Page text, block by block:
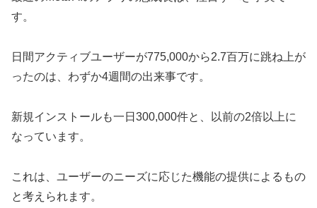
す。
日間アクティブユーザーが775,000から2.7百万に跳ね上が
ったのは、わずか4週間の出来事です。
新規インストールも一日300,000件と、以前の2倍以上に
なっています。
これは、ユーザーのニーズに応じた機能の提供によるもの
と考えられます。